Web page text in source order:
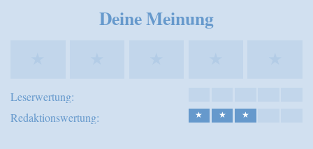
Deine Meinung
Leserwertung:
Redaktionswertung:
★ ★ ★